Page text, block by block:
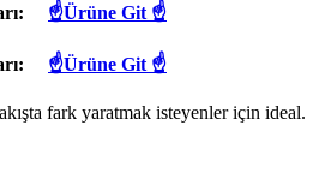
☝Ürüne Git ☝
☝Ürüne Git ☝
fark yaratmak isteyenler için ideal.